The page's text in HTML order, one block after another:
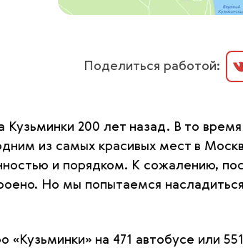
Поделиться работой:
200 лет назад. В то время
из самых красивых мест в
и порядком. К сожалению,
Но мы попытаемся
на 471 автобусе или